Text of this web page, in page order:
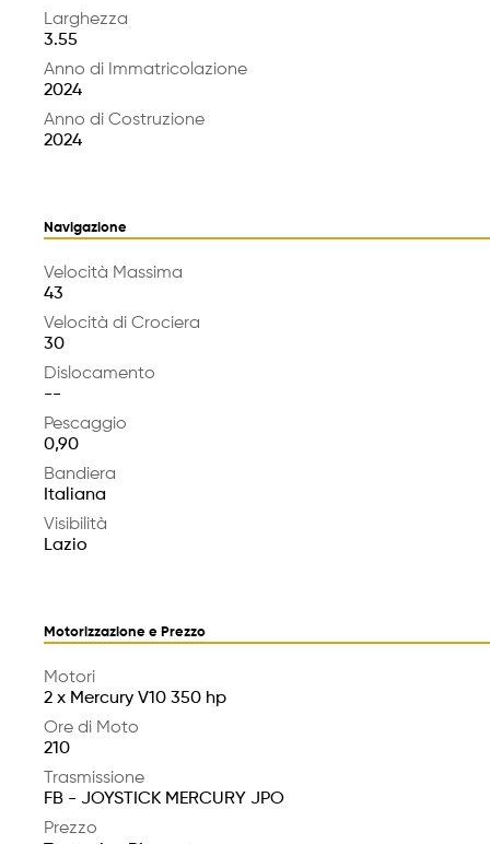
Larghezza
3.55
Anno di Immatricolazione
2024
Anno di Costruzione
2024
Navigazione
Velocità Massima
43
Velocità di Crociera
30
Dislocamento
--
Pescaggio
0,90
Bandiera
Italiana
Visibilità
Lazio
Motorizzazione e Prezzo
Motori
2 x Mercury V10 350 hp
Ore di Moto
210
Trasmissione
FB - JOYSTICK MERCURY JPO
Prezzo